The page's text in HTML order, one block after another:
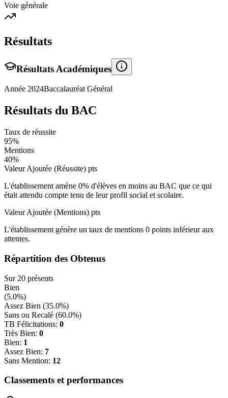
Voie générale
Résultats
Résultats Académiques
Année 2024Baccalauréat Général
Résultats du BAC
Taux de réussite
95%
Mentions
40%
Valeur Ajoutée (Réussite) pts
L'établissement amène 0% d'élèves en moins au BAC que ce qui
était attendu compte tenu de leur profil social et scolaire.
Valeur Ajoutée (Mentions) pts
L'établissement génère un taux de mentions 0 points inférieuraux
attentes.
Répartition des Obtenus
Sur 20 présents
Bien
(5.0%)
Assez Bien (35.0%)
Sans ou Recalé (60.0%)
TB Félicitations: 0
Très Bien: 0
Bien: 1
Assez Bien: 7
Sans Mention: 12
Classements et performances